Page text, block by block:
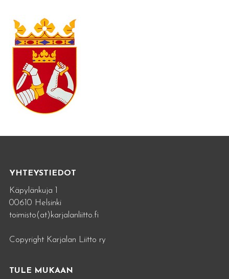
YHTEYSTIEDOT
Käpylänkuja 1
00610 Helsinki
toimisto(at)karjalanliitto.fi
Copyright Karjalan Liitto ry
TULE MUKAAN